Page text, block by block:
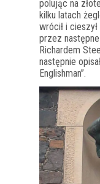
polując na
kilku latach
wrócił i
przez
Richardem
następnie
Englishman”.